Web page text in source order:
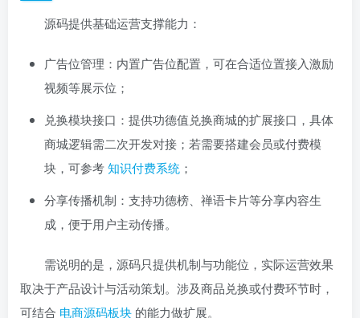
源码提供基础运营支撑能力：
广告位管理：内置广告位配置，可在合适位置接入激励
视频等展示位；
兑换模块接口：提供功德值兑换商城的扩展接口，具体
商城逻辑需二次开发对接；若需要搭建会员或付费模
块，可参考知识付费系统 ；
分享传播机制：支持功德榜、禅语卡片等分享内容生
成，便于用户主动传播。
需说明的是，源码只提供机制与功能位，实际运营效果
取决于产品设计与活动策划。涉及商品兑换或付费环节时，
可结合 电商源码板块 的能力做扩展。